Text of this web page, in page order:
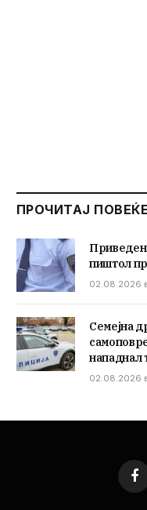
ПРОЧИТАЈ ПОВЕЌЕ
Приведен
пиштол
02.08.2026
Семејна
нападнал
02.08.2026